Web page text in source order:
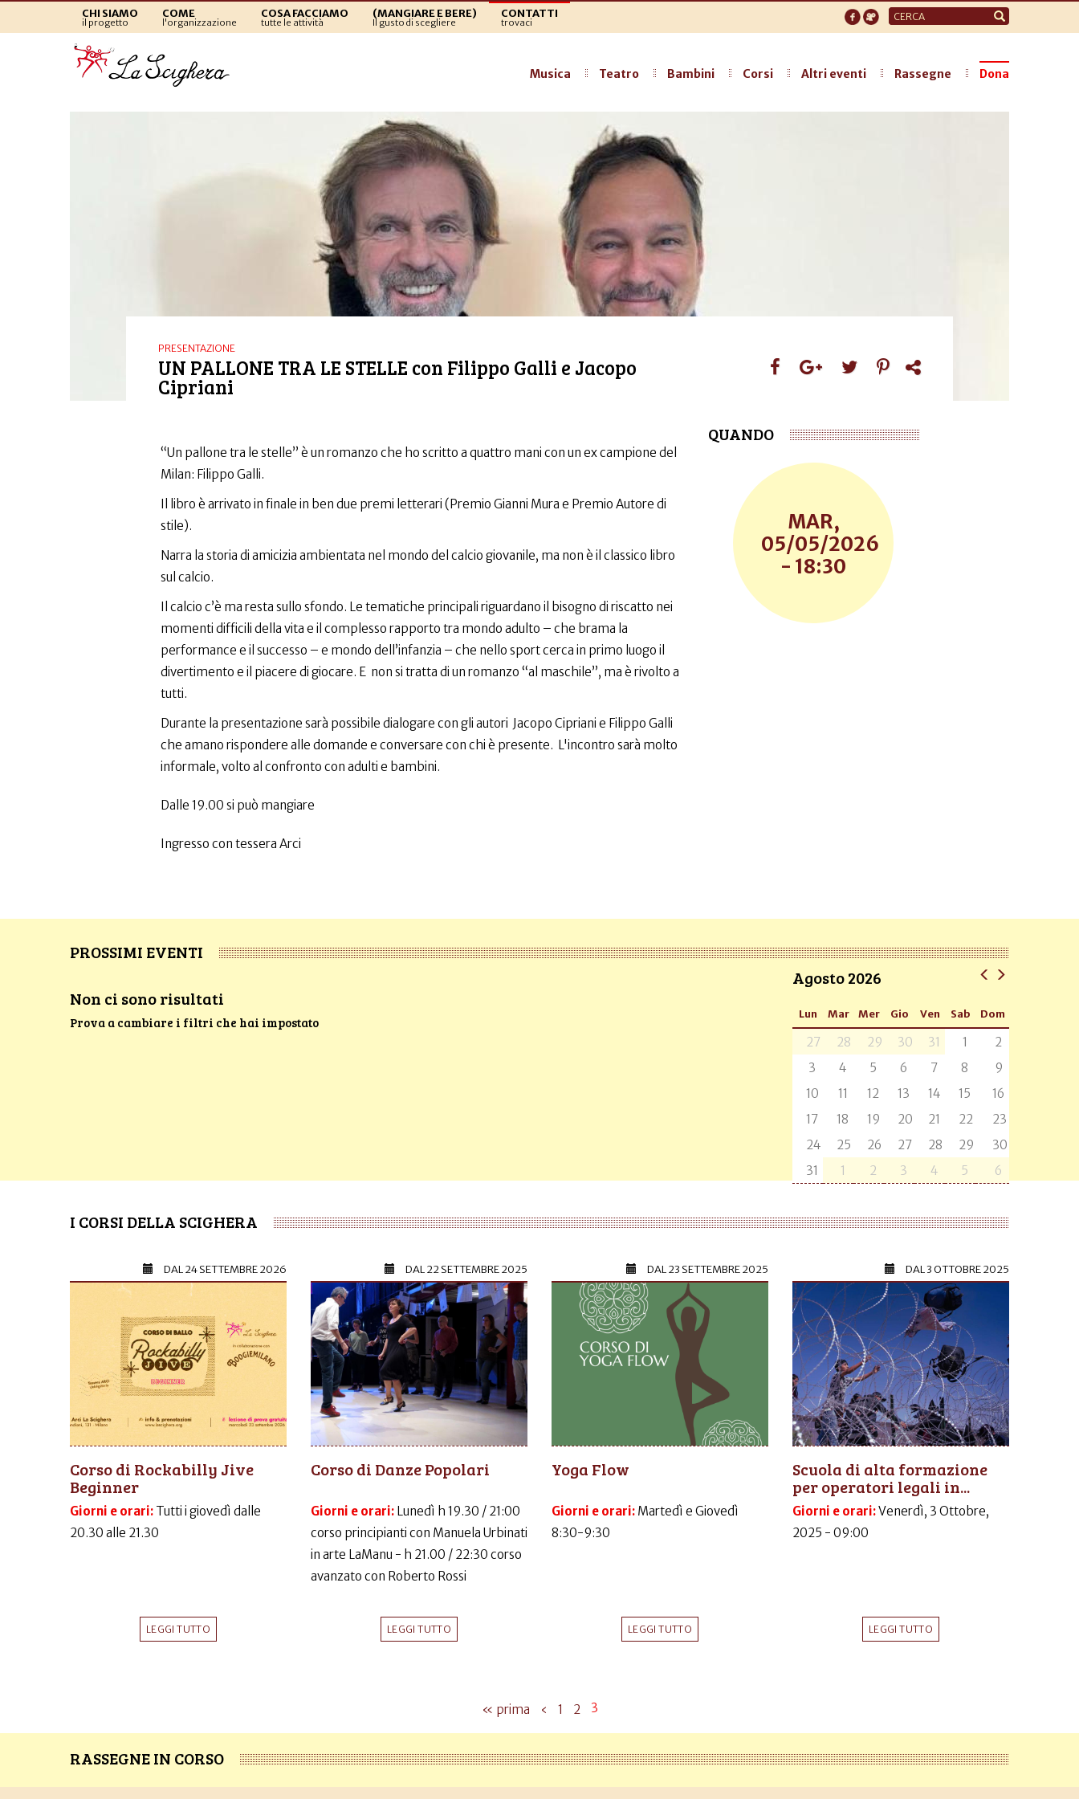
CHI SIAMO
il progetto
COME
l'organizzazione
COSA FACCIAMO
tutte le attività
(MANGIARE E BERE)
Il gusto di scegliere
CONTATTI
trovaci
Form
di
Musica Teatro Bambini Corsi Altri eventi Rassegne Dona
PRESENTAZIONE
UN PALLONE TRA LE STELLE con Filippo Galli e Jacopo
Cipriani
“Un pallone tra le stelle” è un romanzo che ho scritto a quattro mani con un ex campione del
Milan: Filippo Galli.
Il libro è arrivato in finale in ben due premi letterari (Premio Gianni Mura e Premio Autore di
stile).
Narra la storia di amicizia ambientata nel mondo del calcio giovanile, ma non è il classico libro
sul calcio.
Il calcio c’è ma resta sullo sfondo. Le tematiche principali riguardano il bisogno di riscatto nei
momenti difficili della vita e il complesso rapporto tra mondo adulto – che brama la
performance e il successo – e mondo dell’infanzia – che nello sport cerca in primo luogo il
divertimento e il piacere di giocare. E non si tratta di un romanzo “al maschile”, ma è rivolto a
tutti.
Durante la presentazione sarà possibile dialogare con gli autori Jacopo Cipriani e Filippo Galli
che amano rispondere alle domande e conversare con chi è presente. L'incontro sarà molto
informale, volto al confronto con adulti e bambini.
Dalle 19.00 si può mangiare
Ingresso con tessera Arci
QUANDO
MAR,
05/05/2026
- 18:30
PROSSIMI EVENTI
Non ci sono risultati
Prova a cambiare i filtri che hai impostato
Agosto 2026
Lun Mar Mer Gio Ven Sab Dom
27 28 29 30 31 1
2
3
4 5 6 7 8
9
10
11 12 13 14 15
16
17
18 19 20 21 22
23
24
25 26 27 28 29
30
31
1 2 3 4 5 6
I CORSI DELLA SCIGHERA
DAL24 SETTEMBRE 2026
Corso di Rockabilly Jive
Beginner
Giorni e orari: Tutti i giovedì dalle
20.30 alle 21.30
LEGGI TUTTO
DAL22 SETTEMBRE 2025
Corso di Danze Popolari
Giorni e orari: Lunedì h 19.30 / 21:00
corso principianti con Manuela Urbinati
in arte LaManu - h 21.00 / 22:30 corso
avanzato con Roberto Rossi
LEGGI TUTTO
DAL23 SETTEMBRE 2025
Yoga Flow
Giorni e orari: Martedì e Giovedì
8:30-9:30
LEGGI TUTTO
DAL3 OTTOBRE 2025
Scuola di alta formazione
per operatori legali in...
Giorni e orari:Venerdì, 3 Ottobre,
2025 - 09:00
LEGGI TUTTO
« prima ‹ 1 2 3
RASSEGNE IN CORSO